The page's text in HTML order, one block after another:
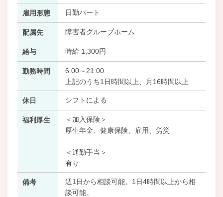
雇用形態 日勤パート
配属先 障害者グループホーム
給与 時給 1,300円
勤務時間
6:00～21:00
上記のうち1日時間以上、月16時間以上
休日 シフトによる
福利厚生
＜加入保険＞
厚生年金、健康保険、雇用、労災
＜通勤手当＞
有り
備考
週1日から相談可能。1日4時間以上から相
談可能。